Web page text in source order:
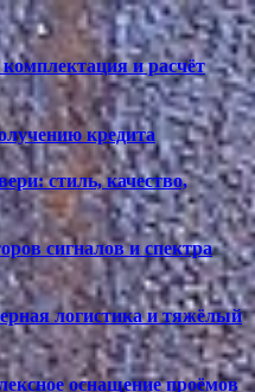
и расчёт
кредита
стиль, качество,
сигналов и спектра
логистика и тяжёлый
оснащение проёмов